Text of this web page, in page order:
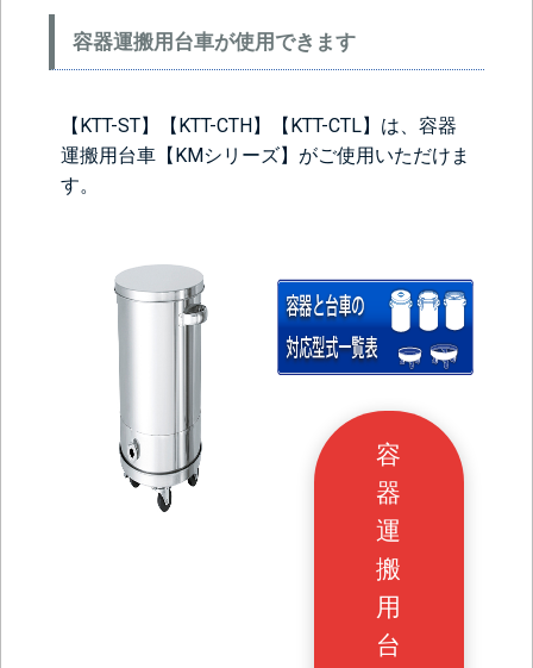
容器運搬用台車が使用できます
【KTT-ST】【KTT-CTH】【KTT-CTL】は、容器
運搬用台車【KMシリーズ】がご使用いただけま
す。
容
器
運
搬
用
台